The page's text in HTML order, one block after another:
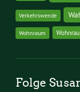
Verkehrswende
Wohnraum
Folge